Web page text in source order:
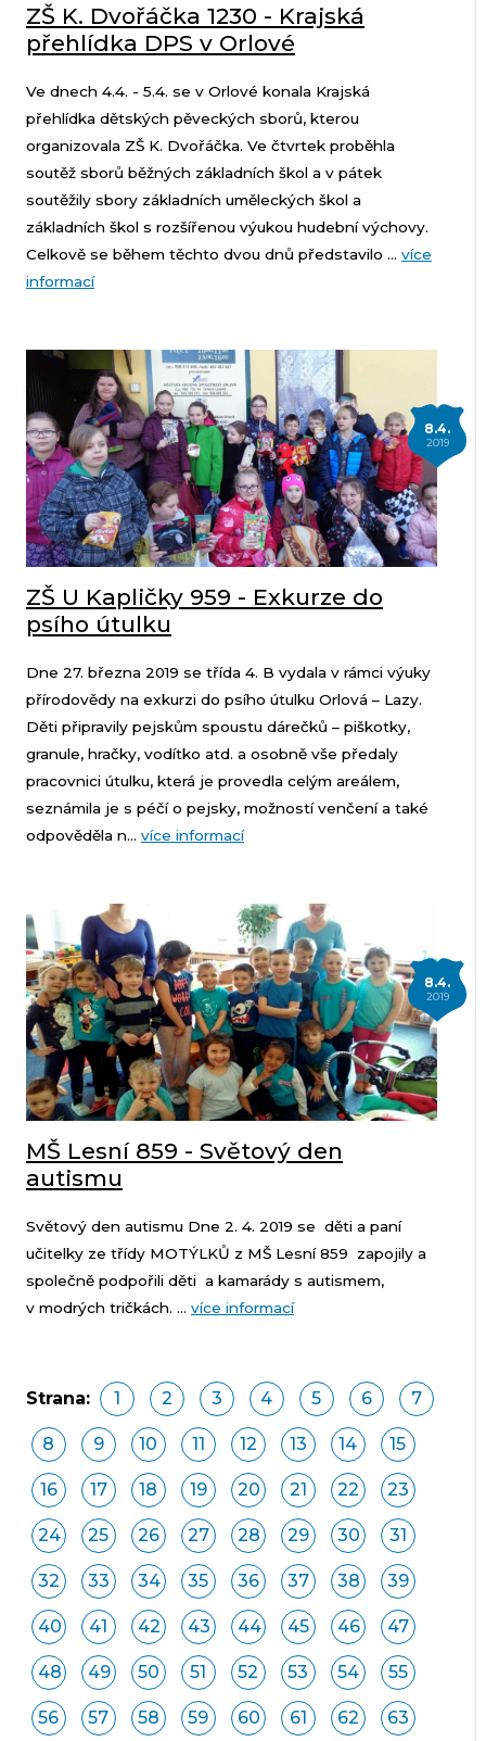
ZŠ K. Dvořáčka 1230 - Krajská
přehlídka DPS v Orlové
Ve dnech 4.4. - 5.4. se v Orlové konala Krajská
přehlídka dětských pěveckých sborů, kterou
organizovala ZŠ K. Dvořáčka. Ve čtvrtek proběhla
soutěž sborů běžných základních škol a v pátek
soutěžily sbory základních uměleckých škol a
základních škol s rozšířenou výukou hudební výchovy.
Celkově se během těchto dvou dnů představilo ... více
informací
8.4.
2019
ZŠ U Kapličky 959 - Exkurze do
psího útulku
Dne 27. března 2019 se třída 4. B vydala v rámci výuky
přírodovědy na exkurzi do psího útulku Orlová – Lazy.
Děti připravily pejskům spoustu dárečků – piškotky,
granule, hračky, vodítko atd. a osobně vše předaly
pracovnici útulku, která je provedla celým areálem,
seznámila je s péčí o pejsky, možností venčení a také
odpověděla n... více informací
8.4.
2019
MŠ Lesní 859 - Světový den
autismu
Světový den autismu Dne 2. 4. 2019 se děti a paní
učitelky ze třídy MOTÝLKŮ z MŠ Lesní 859 zapojily a
společně podpořili děti a kamarády s autismem,
v modrých tričkách. ... více informací
Strana: 1 2 3 4 5 6 7
8 9 10 11 12 13 14 15
16 17 18 19 20 21 22 23
24 25 26 27 28 29 30 31
32 33 34 35 36 37 38 39
40 41 42 43 44 45 46 47
48 49 50 51 52 53 54 55
56 57 58 59 60 61 62 63